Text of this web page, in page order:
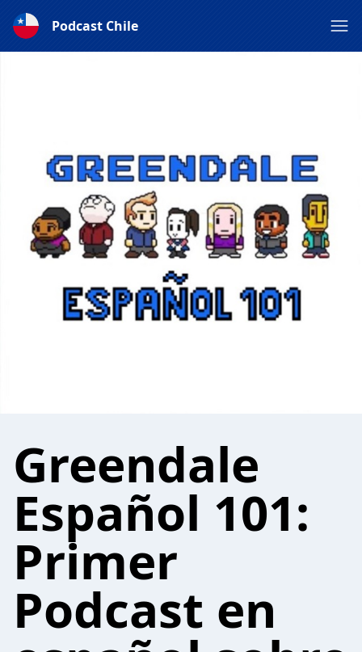
Podcast Chile
Greendale
Español 101:
Primer
Podcast en